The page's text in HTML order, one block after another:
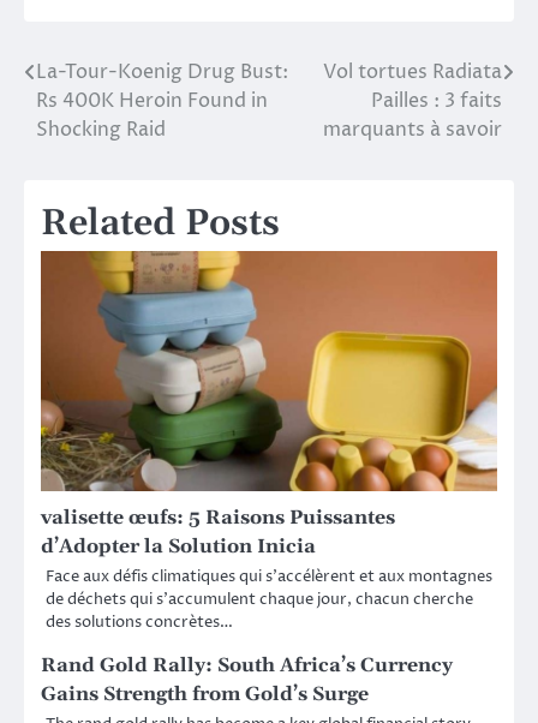
Post
navigation
La-Tour-Koenig Drug Bust:
Rs 400K Heroin Found in
Shocking Raid
Vol tortues Radiata
Pailles : 3 faits
marquants à savoir
Related Posts
valisette œufs: 5 Raisons Puissantes
d’Adopter la Solution Inicia
Face aux défis climatiques qui s’accélèrent et aux montagnes
de déchets qui s’accumulent chaque jour, chacun cherche
des solutions concrètes…
Rand Gold Rally: South Africa’s Currency
Gains Strength from Gold’s Surge